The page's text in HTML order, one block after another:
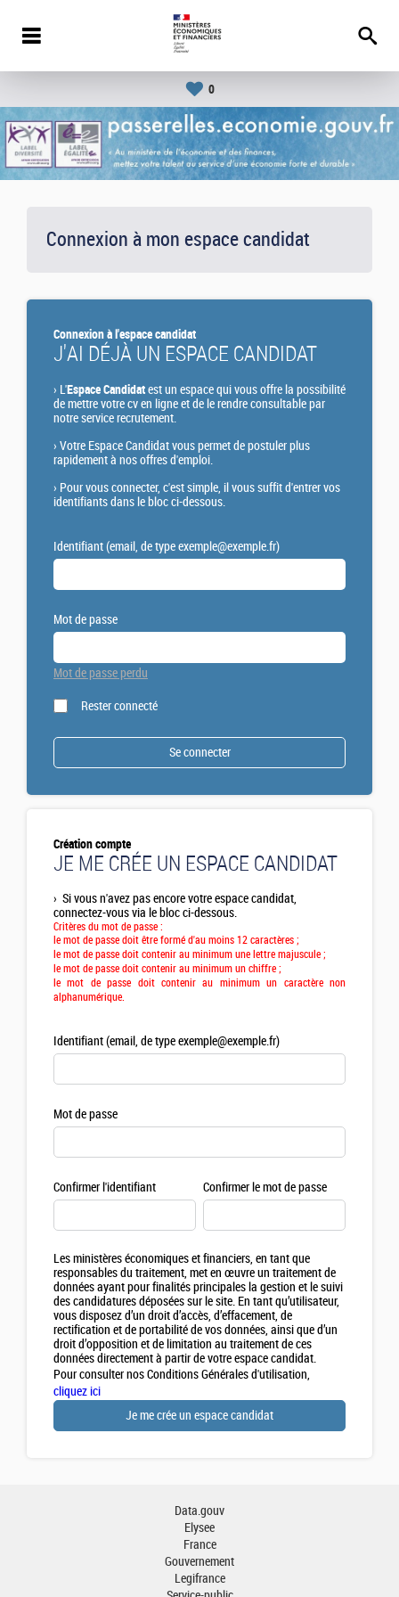
0
Connexion à mon espace candidat
J'AI DÉJÀ UN ESPACE CANDIDAT
› L'Espace Candidatest un espace qui vous offre la possibilité
de mettre votre cv en ligne et de le rendre consultable par
notre service recrutement.
› Votre Espace Candidat vous permet de postuler plus
rapidement à nos offres d'emploi.
› Pour vous connecter, c'est simple, il vous suffit d'entrer vos
identifiants dans le bloc ci-dessous.
Connexion à l'espace candidat
Identifiant (email, de type exemple@exemple.fr)
Mot de passe
Rester connecté
Mot de passe perdu
JE ME CRÉE UN ESPACE CANDIDAT
› Si vous n'avez pas encore votre espace candidat,
connectez-vous via le bloc ci-dessous.
Critères du mot de passe :
le mot de passe doit être formé d'au moins 12 caractères ;
le mot de passe doit contenir au minimum une lettre majuscule ;
le mot de passe doit contenir au minimum un chiffre ;
le mot de passe doit contenir au minimum un caractère non
alphanumérique.
Création compte
Identifiant (email, de type exemple@exemple.fr)
Mot de passe
Confirmer l'identifiant Confirmer le mot de passe
Les ministères économiques et financiers, en tant que
responsables du traitement, met en œuvre un traitement de
données ayant pour finalités principales la gestion et le suivi
des candidatures déposées sur le site. En tant qu’utilisateur,
vous disposez d’un droit d’accès, d’effacement, de
rectification et de portabilité de vos données, ainsi que d’un
droit d’opposition et de limitation au traitement de ces
données directement à partir de votre espace candidat.
Pour consulter nos Conditions Générales d'utilisation,
cliquez ici
Data.gouv
Elysee
France
Gouvernement
Legifrance